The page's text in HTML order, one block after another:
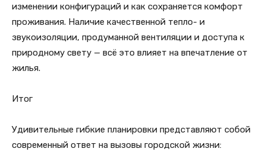
изменении конфигураций и как сохраняется комфорт
проживания. Наличие качественной тепло- и
звукоизоляции, продуманной вентиляции и доступа к
природному свету — всё это влияет на впечатление от
жилья.
Итог
Удивительные гибкие планировки представляют собой
современный ответ на вызовы городской жизни: